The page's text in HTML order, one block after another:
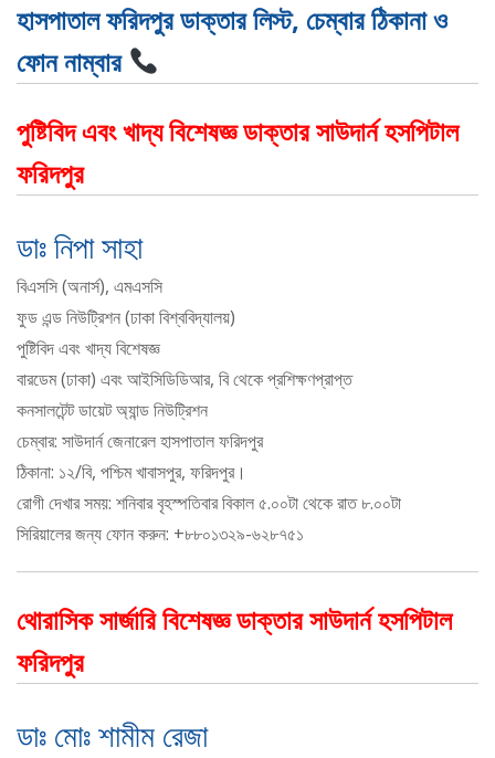
হাসপাতাল ফরিদপুর ডাক্তার লিস্ট, চেম্বার ঠিকানা ও
ফোন নাম্বার
পুষ্টিবিদ এবং খাদ্য বিশেষজ্ঞ ডাক্তার সাউদার্ন হসপিটাল
ফরিদপুর
ডাঃ নিপা সাহা
বিএসসি (অনার্স), এমএসসি
ফুড এন্ড নিউট্রিশন (ঢাকা বিশ্ববিদ্যালয়)
পুষ্টিবিদ এবং খাদ্য বিশেষজ্ঞ
বারডেম (ঢাকা) এবং আইসিডিডিআর, বি থেকে প্রশিক্ষণপ্রাপ্ত
কনসালটেন্ট ডায়েট অ্যান্ড নিউট্রিশন
চেম্বার: সাউদার্ন জেনারেল হাসপাতাল ফরিদপুর
ঠিকানা: ১২/বি, পশ্চিম খাবাসপুর, ফরিদপুর।
রোগী দেখার সময়: শনিবার বৃহস্পতিবার বিকাল ৫.০০টা থেকে রাত ৮.০০টা
সিরিয়ালের জন্য ফোন করুন: +৮৮০১৩২৯-৬২৮৭৫১
থোরাসিক সার্জারি বিশেষজ্ঞ ডাক্তার সাউদার্ন হসপিটাল
ফরিদপুর
ডাঃ মোঃ শামীম রেজা